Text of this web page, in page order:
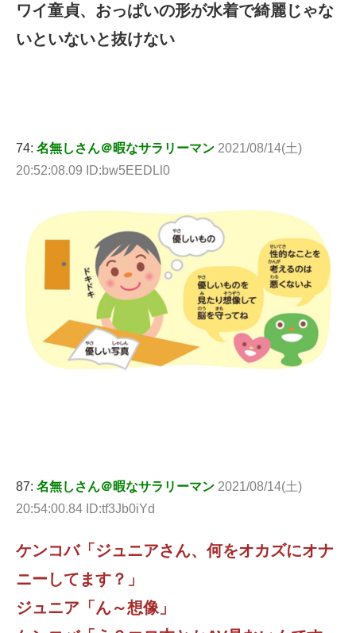
ワイ童貞、おっぱいの形が水着で綺麗じゃな
いといないと抜けない
74: 名無しさん＠暇なサラリーマン 2021/08/14(土)
20:52:08.09 ID:bw5EEDLl0
87: 名無しさん＠暇なサラリーマン 2021/08/14(土)
20:54:00.84 ID:tf3Jb0iYd
ケンコバ「ジュニアさん、何をオカズにオナ
ニーしてます？」
ジュニア「ん～想像」